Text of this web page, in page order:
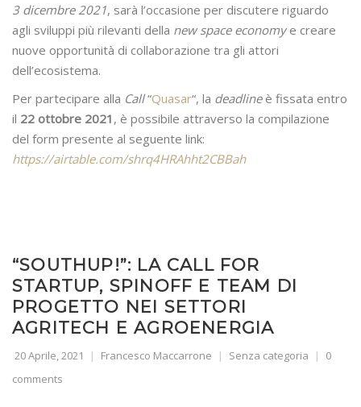
3 dicembre 2021, sarà l’occasione per discutere riguardo
agli sviluppi più rilevanti della new space economye creare
nuove opportunità di collaborazione tra gli attori
dell’ecosistema.
Per partecipare alla Call“Quasar“, la deadlineè fissata entro
il 22 ottobre 2021 , è possibile attraverso la compilazione
del form presente al seguente link:
https://airtable.com/shrq4HRAhht2CBBah
“SOUTHUP!”: LA CALL FOR
STARTUP, SPINOFF E TEAM DI
PROGETTO NEI SETTORI
AGRITECH E AGROENERGIA
20 Aprile, 2021 Francesco Maccarrone Senza categoria
0
comments